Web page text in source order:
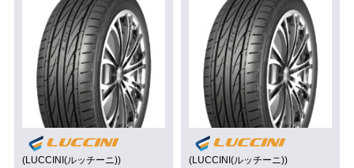
(LUCCINI(ルッチーニ)) (LUCCINI(ルッチーニ))